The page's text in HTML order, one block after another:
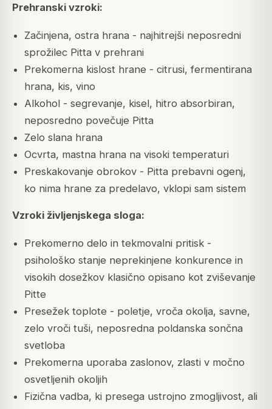
Prehranski vzroki:
Začinjena, ostra hrana - najhitrejši neposredni
sprožilec Pitta v prehrani
Prekomerna kislost hrane - citrusi, fermentirana
hrana, kis, vino
Alkohol - segrevanje, kisel, hitro absorbiran,
neposredno povečuje Pitta
Zelo slana hrana
Ocvrta, mastna hrana na visoki temperaturi
Preskakovanje obrokov - Pitta prebavni ogenj,
ko nima hrane za predelavo, vklopi sam sistem
Vzroki življenjskega sloga:
Prekomerno delo in tekmovalni pritisk -
psihološko stanje neprekinjene konkurence in
visokih dosežkov klasično opisano kot zviševanje
Pitte
Presežek toplote - poletje, vroča okolja, savne,
zelo vroči tuši, neposredna poldanska sončna
svetloba
Prekomerna uporaba zaslonov, zlasti v močno
osvetljenih okoljih
Fizična vadba, ki presega ustrojno zmogljivost, ali